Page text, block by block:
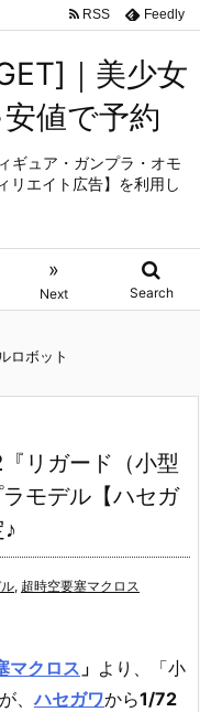
｜美少女
値で予約
ギュア・ガンプラ・オモ
リエイト広告】を利用し
»
Next Search
RSS Feedly
ロボット
リガード（小型
モデル【ハセガ
, 超時空要塞マクロス
マクロス 」 より、「小
が、ハセガワから1/72